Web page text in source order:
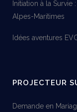
Initiation à la
Alpes-Maritimes
Idées aventures
PROJECTEUR
Demande en